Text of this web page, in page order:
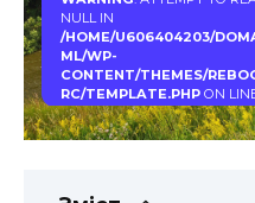
NULL IN
/HOME/U606404203/
ML/WP-
CONTENT/THEMES/
RC/TEMPLATE.PHPON